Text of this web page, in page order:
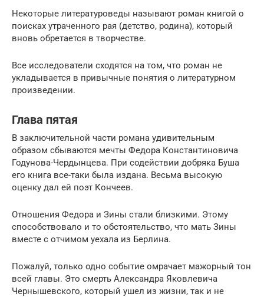
Некоторые литературоведы называют роман книгой о
поисках утраченного рая (детство, родина), который
вновь обретается в творчестве.
Все исследователи сходятся на том, что роман не
укладывается в привычные понятия о литературном
произведении.
Глава пятая
В заключительной части романа удивительным
образом сбываются мечты Федора Константиновича
Годунова-Чердынцева. При содействии добряка Буша
его книга все-таки была издана. Весьма высокую
оценку дал ей поэт Кончеев.
Отношения Федора и Зины стали близкими. Этому
способствовало и то обстоятельство, что мать Зины
вместе с отчимом уехала из Берлина.
Пожалуй, только одно событие омрачает мажорный тон
всей главы. Это смерть Александра Яковлевича
Чернышевского, который ушел из жизни, так и не